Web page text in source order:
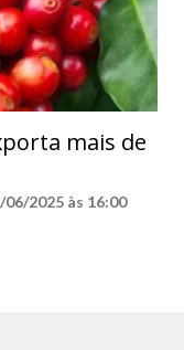
mais de
06/2025 às 16:00